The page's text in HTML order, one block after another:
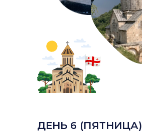
ДЕНЬ 6 (ПЯТНИЦА)